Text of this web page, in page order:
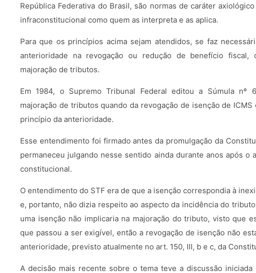
República Federativa do Brasil, são normas de caráter
infraconstitucional como quem as interpreta e as aplica.
Para que os princípios acima sejam atendidos, se faz
anterioridade na revogação ou redução de benefício fiscal,
majoração de tributos.
Em 1984, o Supremo Tribunal Federal editou a Súmula nº
majoração de tributos quando da revogação de isenção de
princípio da anterioridade.
Esse entendimento foi firmado antes da promulgação da
permaneceu julgando nesse sentido ainda durante anos após o
constitucional.
O entendimento do STF era de que a isenção correspondia à
e, portanto, não dizia respeito ao aspecto da incidência do
uma isenção não implicaria na majoração do tributo, visto que
que passou a ser exigível, então a revogação de isenção não
anterioridade, previsto atualmente no art. 150, III, b e c, da
A decisão mais recente sobre o tema teve a discussão iniciada